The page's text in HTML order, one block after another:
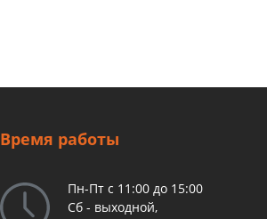
Время работы
Пн-Пт с 11:00 до 15:00
Сб - выходной,